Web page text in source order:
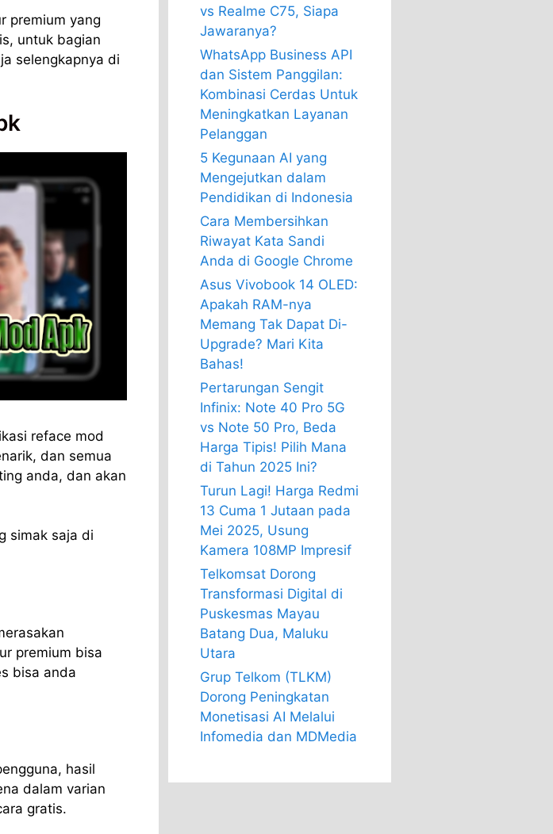
premium yang
untuk bagian
selengkapnya di
reface mod
dan semua
anda, dan akan
simak saja di
premium bisa
bisa anda
hasil
dalam varian
gratis.
vs Realme C75, Siapa
Jawaranya?
WhatsApp Business API
dan Sistem Panggilan:
Kombinasi Cerdas Untuk
Meningkatkan Layanan
Pelanggan
5 Kegunaan AI yang
Mengejutkan dalam
Pendidikan di Indonesia
Cara Membersihkan
Riwayat Kata Sandi
Anda di Google Chrome
Asus Vivobook 14 OLED:
Apakah RAM-nya
Memang Tak Dapat Di-
Upgrade? Mari Kita
Bahas!
Pertarungan Sengit
Infinix: Note 40 Pro 5G
vs Note 50 Pro, Beda
Harga Tipis! Pilih Mana
di Tahun 2025 Ini?
Turun Lagi! Harga Redmi
13 Cuma 1 Jutaan pada
Mei 2025, Usung
Kamera 108MP Impresif
Telkomsat Dorong
Transformasi Digital di
Puskesmas Mayau
Batang Dua, Maluku
Utara
Grup Telkom (TLKM)
Dorong Peningkatan
Monetisasi AI Melalui
Infomedia dan MDMedia